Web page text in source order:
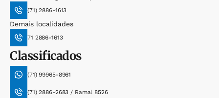
(71) 2886-1613
Demais localidades
71 2886-1613
Classificados
(71) 99965-8961
(71) 2886-2683 / Ramal 8526